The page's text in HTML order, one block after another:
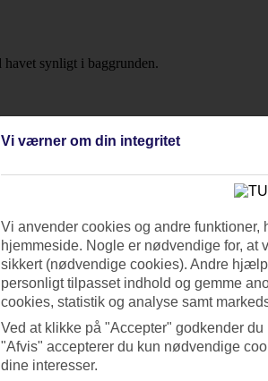
Vi værner om din integritet
Vi anvender cookies og andre funktioner,
hjemmeside. Nogle er nødvendige for, at
sikkert (nødvendige cookies). Andre
personligt tilpasset indhold og gemme
cookies, statistik og analyse samt
Ved at klikke på "Accepter" godkender
"Afvis" accepterer du kun nødvendige
dine interesser.